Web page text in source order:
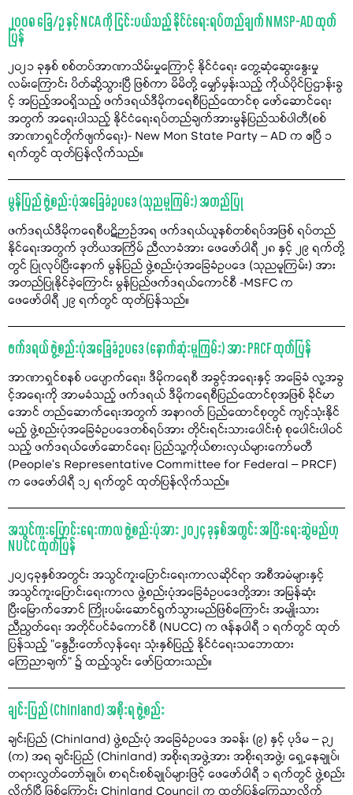
၂၀၀၈ ခြေ/ဥ နှင့် NCA ကို ငြင်းပယ်သည့် နိုင်ငံရေးရပ်တည်ချက် NMSP-AD ထုတ်
ပြန်
၂၀၂၁ ခုနှစ် စစ်တပ်အာဏာသိမ်းမှုကြောင့် နိုင်ငံရေး တွေ့ဆုံဆွေးနွေးမှု
လမ်းကြောင်း ပိတ်ဆို့သွားပြီ ဖြစ်ကာ မိမိတို့ မျှော်မှန်းသည့် ကိုယ်ပိုင်ပြဌာန်းခွ
င့် အပြည့်အဝရှိသည့် ဖက်ဒရယ်ဒီမိုကရေစီပြည်ထောင်စု ဖော်ဆောင်ရေး
အတွက် အရေးပါသည့် နိုင်ငံရေးရပ်တည်ချက်အားမွန်ပြည်သစ်ပါတီ(စစ်
အာဏာရှင်တိုက်ဖျက်ရေး)- New Mon State Party – AD က ဧပြီ ၁
ရက်တွင် ထုတ်ပြန်လိုက်သည်။
မွန်ပြည် ဖွဲ့စည်းပုံအခြေခံဥပဒေ (သုညမူကြမ်း) အတည်ပြု
ဖက်ဒရယ်ဒီမိုကရေစီပဋိဉာဉ်အရ ဖက်ဒရယ်ယူနစ်တစ်ရပ်အဖြစ် ရပ်တည်
နိုင်ရေးအတွက် ဒုတိယအကြိမ် ညီလာခံအား ဖေဖော်ဝါရီ ၂၈ နှင့် ၂၉ ရက်တို့
တွင် ပြုလုပ်ပြီးနောက် မွန်ပြည် ဖွဲ့စည်းပုံအခြေခံဥပဒေ (သုညမူကြမ်း) အား
အတည်ပြုနိုင်ခဲ့ကြောင်း မွန်ပြည်ဖက်ဒရယ်ကောင်စီ -MSFC က
ဖေဖော်ဝါရီ ၂၉ ရက်တွင် ထုတ်ပြန်သည်။
ဖက်ဒရယ် ဖွဲ့စည်းပုံအခြေခံဥပဒေ (နောက်ဆုံးမူကြမ်း) အား PRCF ထုတ်ပြန်
အာဏာရှင်စနစ် ပပျောက်ရေး၊ ဒီမိုကရေစီ အခွင့်အရေးနှင့် အခြေခံ လူ့အခွ
င့်အရေးကို အာမခံသည့် ဖက်ဒရယ် ဒီမိုကရေစီပြည်ထောင်စုအဖြစ် ခိုင်မာ
အောင် တည်ဆောက်ရေးအတွက် အနာဂတ် ပြည်ထောင်စုတွင် ကျင့်သုံးနိုင်
မည့် ဖွဲ့စည်းပုံအခြေခံဥပဒေတစ်ရပ်အား တိုင်းရင်းသားပေါင်းစုံ စုပေါင်းပါဝင်
သည့် ဖက်ဒရယ်ဖော်ဆောင်ရေး ပြည်သူ့ကိုယ်စားလှယ်များကော်မတီ
(People’s Representative Committee for Federal – PRCF)
က ဖေဖော်ဝါရီ ၁၂ ရက်တွင် ထုတ်ပြန်လိုက်သည်။
အသွင်ကူးပြောင်းရေးကာလ ဖွဲ့စည်းပုံအား ၂၀၂၄ ခုနှစ်အတွင်း အပြီးရေးဆွဲမည်ဟု
NUCC ထုတ်ပြန်
၂၀၂၄ခုနှစ်အတွင်း အသွင်ကူးပြောင်းရေးကာလဆိုင်ရာ အစီအမံများနှင့်
အသွင်ကူးပြောင်းရေးကာလ ဖွဲ့စည်းပုံအခြေခံဥပဒေတို့အား အမြန်ဆုံး
ပြီးမြောက်အောင် ကြိုးပမ်းဆောင်ရွက်သွားမည်ဖြစ်ကြောင်း အမျိုးသား
ညီညွတ်ရေး အတိုင်ပင်ခံကောင်စီ (NUCC) က ဇန်နဝါရီ ၁ ရက်တွင် ထုတ်
ပြန်သည့် "နွေဦးတော်လှန်ရေး သုံးနှစ်ပြည့် နိုင်ငံရေးသဘောထား
ကြေညာချက်" ၌ ထည့်သွင်း ဖော်ပြထားသည်။
ချင်းပြည် (Chinland) အစိုးရ ဖွဲ့စည်း
ချင်းပြည် (Chinland) ဖွဲ့စည်းပုံ အခြေခံဥပဒေ အခန်း (၉) နှင့် ပုဒ်မ – ၃၂
(က) အရ ချင်းပြည် (Chinland) အစိုးရအဖွဲ့အား အစိုးရအဖွဲ့၊ ရှေ့နေချုပ်၊
တရားလွှတ်တော်ချုပ်၊ စာရင်းစစ်ချုပ်များဖြင့် ဖေဖော်ဝါရီ ၁ ရက်တွင် ဖွဲ့စည်း